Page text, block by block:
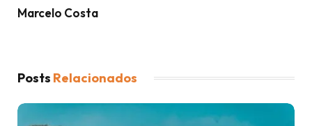
Marcelo Costa
Posts Relacionados